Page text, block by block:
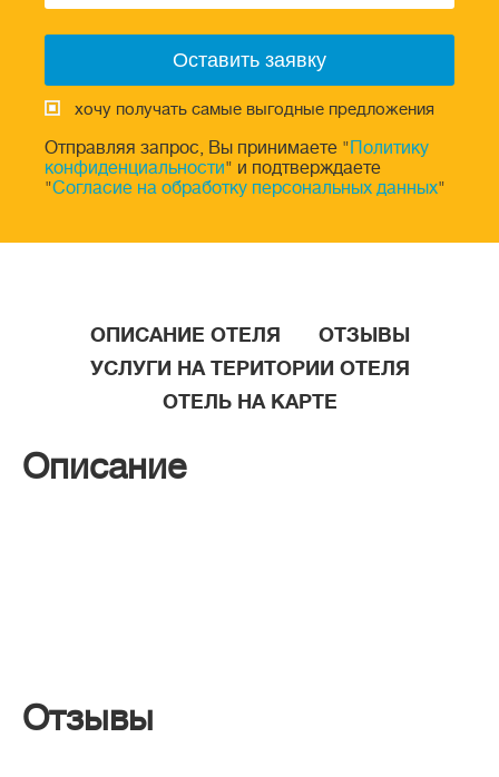
хочу получать самые выгодные предложения
Отправляя запрос, Вы принимаете "Политику
конфиденциальности" и подтверждаете
"Согласие на обработку персональных данных"
ОПИСАНИЕ ОТЕЛЯ
ОТЗЫВЫ
УСЛУГИ НА ТЕРИТОРИИ ОТЕЛЯ
ОТЕЛЬ НА КАРТЕ
Описание
Отзывы